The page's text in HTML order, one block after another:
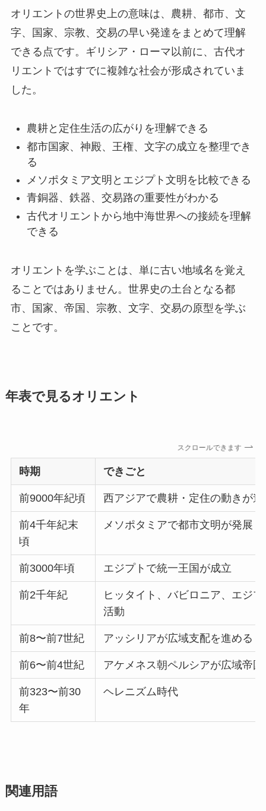
オリエントの世界史上の意味は、農耕、都市、文
字、国家、宗教、交易の早い発達をまとめて理解
できる点です。ギリシア・ローマ以前に、古代オ
リエントではすでに複雑な社会が形成されていま
した。
農耕と定住生活の広がりを理解できる
都市国家、神殿、王権、文字の成立を整理でき
る
メソポタミア文明とエジプト文明を比較できる
青銅器、鉄器、交易路の重要性がわかる
古代オリエントから地中海世界への接続を理解
できる
オリエントを学ぶことは、単に古い地域名を覚え
ることではありません。世界史の土台となる都
市、国家、帝国、宗教、文字、交易の原型を学ぶ
ことです。
年表で見るオリエント
スクロールできます
時期 できごと
前9000年紀頃 西アジアで農耕・定住の動きが進
前4千年紀末
頃
メソポタミアで都市文明が発展
前3000年頃 エジプトで統一王国が成立
前2千年紀
ヒッタイト、バビロニア、エジ
活動
前8〜前7世紀 アッシリアが広域支配を進める
前6〜前4世紀 アケメネス朝ペルシアが広域帝
前323〜前30
年
ヘレニズム時代
関連用語